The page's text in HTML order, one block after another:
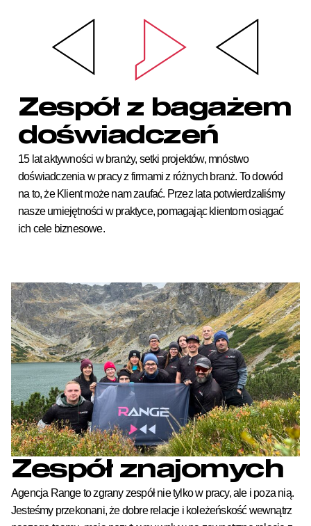
Zespół z bagażem
doświadczeń
15 lat aktywności w branży, setki projektów, mnóstwo
doświadczenia w pracy z firmami z różnych branż. To dowód
na to, że Klient może nam zaufać. Przez lata potwierdzaliśmy
nasze umiejętności w praktyce, pomagając klientom osiągać
ich cele biznesowe.
Zespół znajomych
Agencja Range to zgrany zespół nie tylko w pracy, ale i poza nią.
Jesteśmy przekonani, że dobre relacje i koleżeńskość wewnątrz